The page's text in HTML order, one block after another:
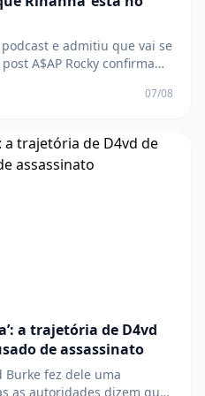
e admitiu que vai se
A$AP Rocky confirma
.
07/08
a trajetória de D4vd
de assassinato
Burke fez dele uma
as autoridades dizem que